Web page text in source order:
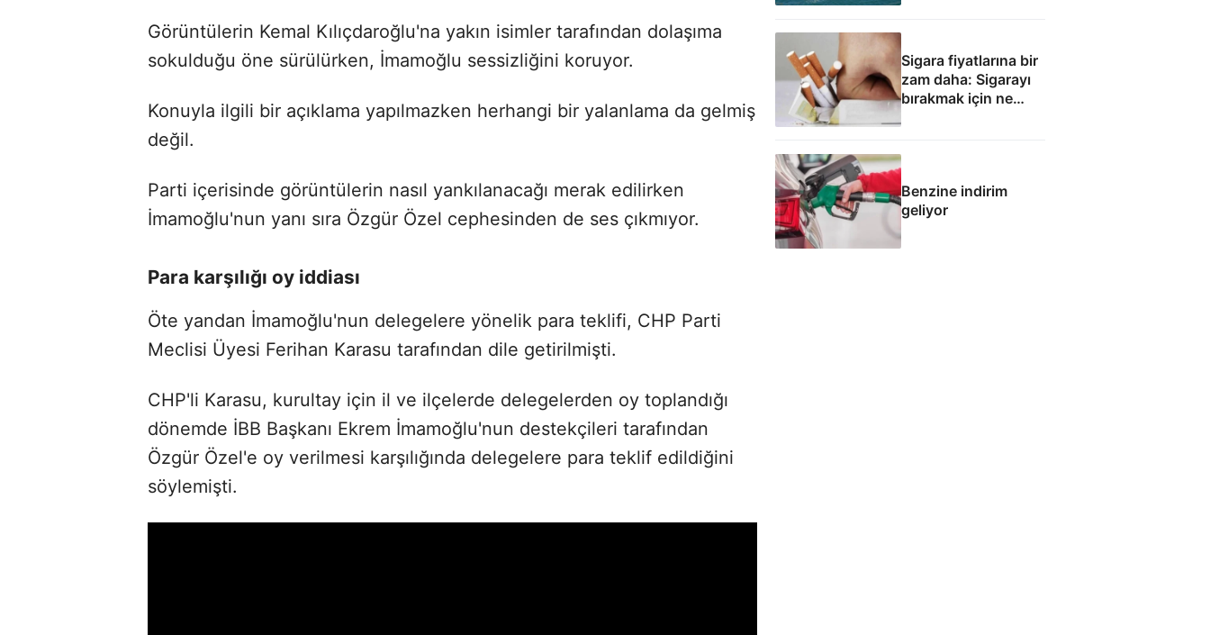
Görüntülerin Kemal Kılıçdaroğlu'na yakın isimler tarafından dolaşıma
sokulduğu öne sürülürken, İmamoğlu sessizliğini koruyor.
Konuyla ilgili bir açıklama yapılmazken herhangi bir yalanlama da gelmiş
değil.
Parti içerisinde görüntülerin nasıl yankılanacağı merak edilirken
İmamoğlu'nun yanı sıra Özgür Özel cephesinden de ses çıkmıyor.
Para karşılığı oy iddiası
Öte yandan İmamoğlu'nun delegelere yönelik para teklifi, CHP Parti
Meclisi Üyesi Ferihan Karasu tarafından dile getirilmişti.
CHP'li Karasu, kurultay için il ve ilçelerde delegelerden oy toplandığı
dönemde İBB Başkanı Ekrem İmamoğlu'nun destekçileri tarafından
Özgür Özel'e oy verilmesi karşılığında delegelere para teklif edildiğini
söylemişti.
Sigara fiyatlarına bir
zam daha: Sigarayı
bırakmak için ne
Benzine indirim
geliyor